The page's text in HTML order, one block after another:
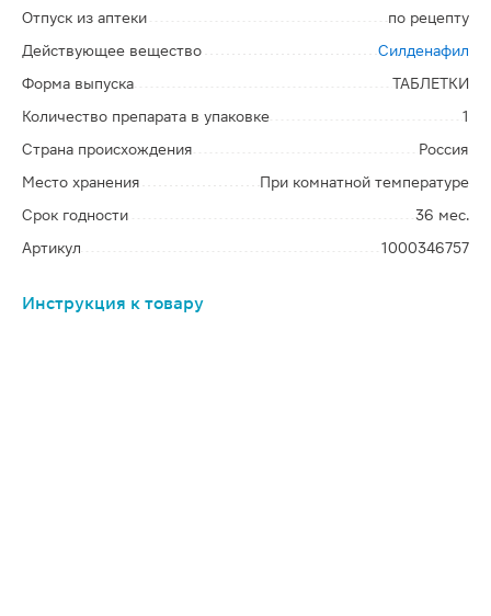
Отпуск из аптеки
по рецепту
Действующее вещество
Силденафил
Форма выпуска
ТАБЛЕТКИ
Количество препарата в упаковке
1
Страна происхождения
Россия
Место хранения
При комнатной температуре
Срок годности
36 мес.
Артикул
1000346757
Инструкция к товару